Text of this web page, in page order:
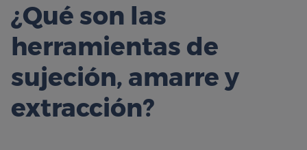
¿Qué son las
herramientas de
sujeción, amarre y
extracción?